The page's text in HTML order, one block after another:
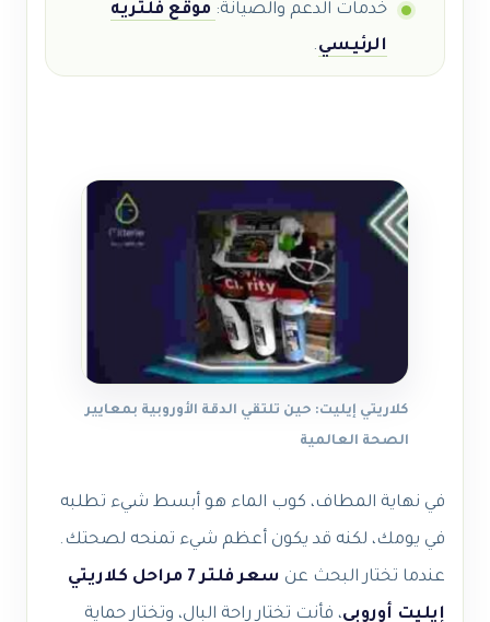
خدمات الدعم والصيانة: موقع فلتريه
الرئيسي.
كلاريتي إيليت: حين تلتقي الدقة الأوروبية بمعايير
الصحة العالمية
في نهاية المطاف، كوب الماء هو أبسط شيء تطلبه
في يومك، لكنه قد يكون أعظم شيء تمنحه لصحتك.
عندما تختار البحث عن
سعر فلتر 7 مراحل كلاريتي
إيليت أوروبي، فأنت تختار راحة البال، وتختار حماية